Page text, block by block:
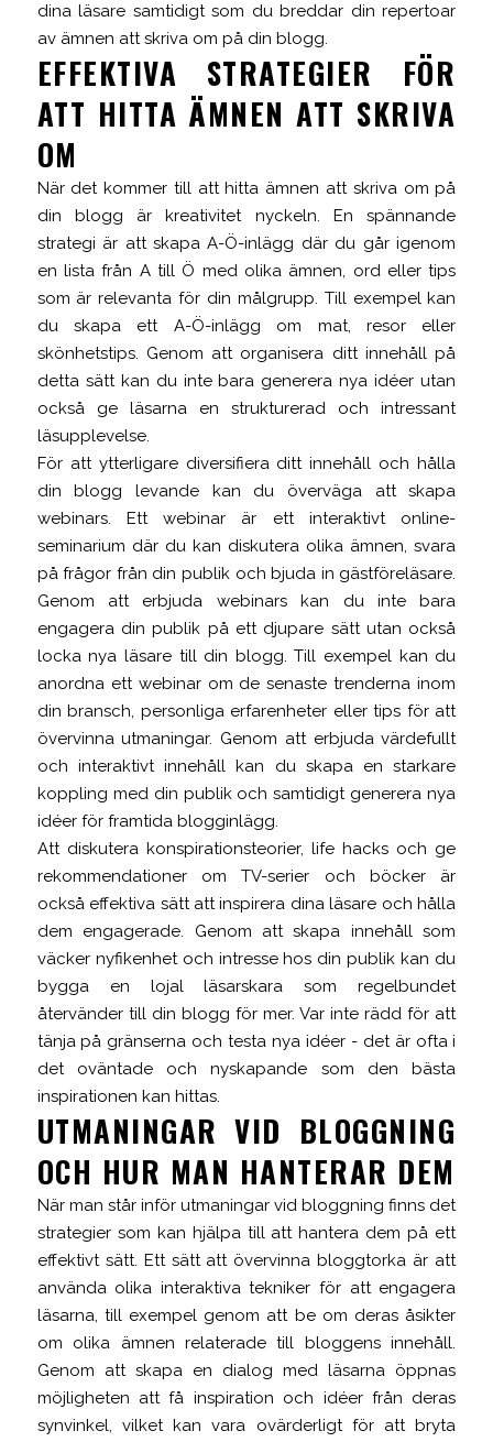
dina läsare samtidigt som du breddar din repertoar
av ämnen att skriva om på din blogg.
EFFEKTIVA STRATEGIER FÖR
ATT HITTA ÄMNEN ATT SKRIVA
OM
När det kommer till att hitta ämnen att skriva om på
din blogg är kreativitet nyckeln. En spännande
strategi är att skapa A-Ö-inlägg där du går igenom
en lista från A till Ö med olika ämnen, ord eller tips
som är relevanta för din målgrupp. Till exempel kan
du skapa ett A-Ö-inlägg om mat, resor eller
skönhetstips. Genom att organisera ditt innehåll på
detta sätt kan du inte bara generera nya idéer utan
också ge läsarna en strukturerad och intressant
läsupplevelse.
För att ytterligare diversifiera ditt innehåll och hålla
din blogg levande kan du överväga att skapa
webinars. Ett webinar är ett interaktivt online-
seminarium där du kan diskutera olika ämnen, svara
på frågor från din publik och bjuda in gästföreläsare.
Genom att erbjuda webinars kan du inte bara
engagera din publik på ett djupare sätt utan också
locka nya läsare till din blogg. Till exempel kan du
anordna ett webinar om de senaste trenderna inom
din bransch, personliga erfarenheter eller tips för att
övervinna utmaningar. Genom att erbjuda värdefullt
och interaktivt innehåll kan du skapa en starkare
koppling med din publik och samtidigt generera nya
idéer för framtida blogginlägg.
Att diskutera konspirationsteorier, life hacks och ge
rekommendationer om TV-serier och böcker är
också effektiva sätt att inspirera dina läsare och hålla
dem engagerade. Genom att skapa innehåll som
väcker nyfikenhet och intresse hos din publik kan du
bygga en lojal läsarskara som regelbundet
återvänder till din blogg för mer. Var inte rädd för att
tänja på gränserna och testa nya idéer - det är ofta i
det oväntade och nyskapande som den bästa
inspirationen kan hittas.
UTMANINGAR VID BLOGGNING
OCH HUR MAN HANTERAR DEM
När man står inför utmaningar vid bloggning finns det
strategier som kan hjälpa till att hantera dem på ett
effektivt sätt. Ett sätt att övervinna bloggtorka är att
använda olika interaktiva tekniker för att engagera
läsarna, till exempel genom att be om deras åsikter
om olika ämnen relaterade till bloggens innehåll.
Genom att skapa en dialog med läsarna öppnas
möjligheten att få inspiration och idéer från deras
synvinkel, vilket kan vara ovärderligt för att bryta